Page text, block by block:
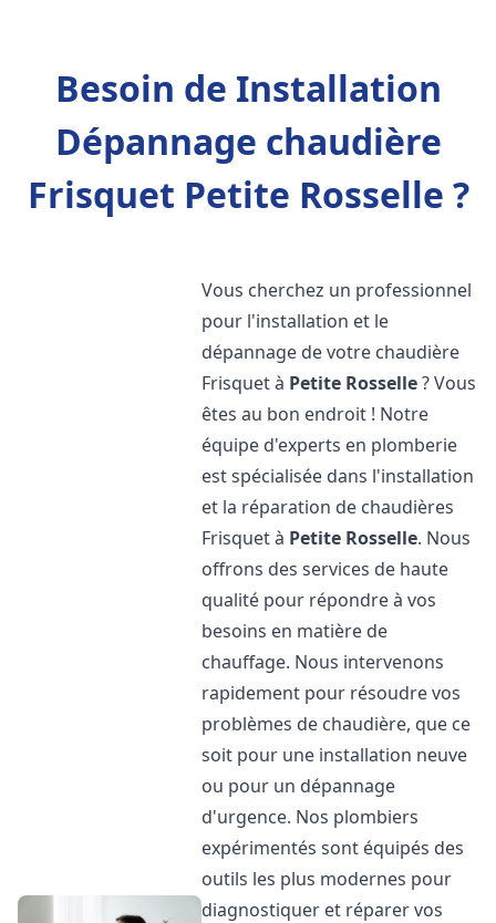
Besoin de Installation
Dépannage chaudière
Frisquet Petite Rosselle ?
Vous cherchez un professionnel
pour l'installation et le
dépannage de votre chaudière
Frisquet à Petite Rosselle? Vous
êtes au bon endroit ! Notre
équipe d'experts en plomberie
est spécialisée dans l'installation
et la réparation de chaudières
Frisquet à Petite Rosselle. Nous
offrons des services de haute
qualité pour répondre à vos
besoins en matière de
chauffage. Nous intervenons
rapidement pour résoudre vos
problèmes de chaudière, que ce
soit pour une installation neuve
ou pour un dépannage
d'urgence. Nos plombiers
expérimentés sont équipés des
outils les plus modernes pour
diagnostiquer et réparer vos